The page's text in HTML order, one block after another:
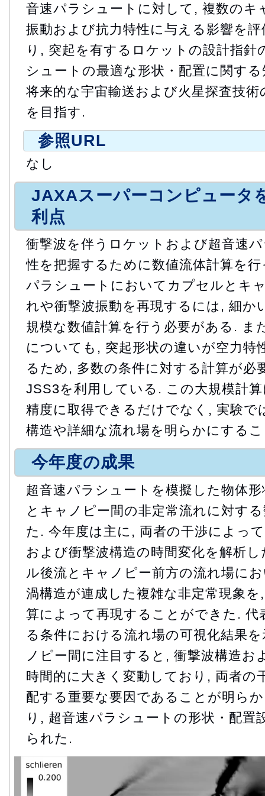
音速パラシュートに対して, 複数のキ
振動および抗力特性に与える影響を
り, 突起を有するロケットの設計指針
シュートの最適な形状・配置に関す
将来的な宇宙輸送および火星探査技
を目指す.
参照URL
なし
JAXAスーパーコンピュータ
利点
衝撃波を伴うロケットおよび超音速
性を把握するために数値流体計算を
パラシュートにおいてカプセルとキ
れや衝撃波振動を再現するには, 細か
規模な数値計算を行う必要がある. ま
についても, 突起形状の違いが空力特
るため, 多数の条件に対する計算が必
JSS3を利用している. この大規模計
精度に取得できるだけでなく, 実験で
構造や詳細な流れ場を明らかにする
今年度の成果
超音速パラシュートを模擬した物体
とキャノピー間の非定常流れに対す
た. 今年度は主に, 両者の干渉によっ
および衝撃波構造の時間変化を解析
ル後流とキャノピー前方の流れ場に
渦構造が連成した複雑な非定常現象
算によって再現することができた. 代
る条件における流れ場の可視化結果
ノピー間に注目すると, 衝撃波構造お
時間的に大きく変動しており, 両者の
配する重要な要因であることが明ら
り, 超音速パラシュートの形状・配置
られた.